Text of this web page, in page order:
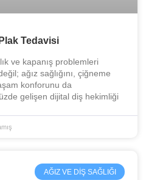
Tedavisi
ve kapanış problemleri
ağız sağlığını, çiğneme
konforunu da
gelişen dijital diş hekimliği
AĞIZ VE DIŞ SAĞLIĞI